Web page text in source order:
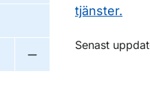
tjänster.
Om
Senast